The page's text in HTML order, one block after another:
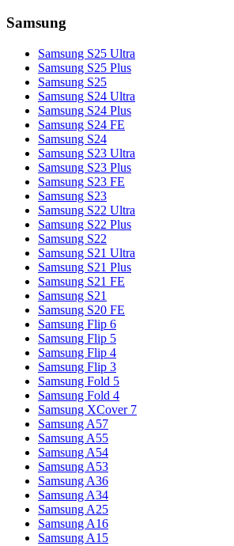
Samsung
Samsung S25 Ultra
Samsung S25 Plus
Samsung S25
Samsung S24 Ultra
Samsung S24 Plus
Samsung S24 FE
Samsung S24
Samsung S23 Ultra
Samsung S23 Plus
Samsung S23 FE
Samsung S23
Samsung S22 Ultra
Samsung S22 Plus
Samsung S22
Samsung S21 Ultra
Samsung S21 Plus
Samsung S21 FE
Samsung S21
Samsung S20 FE
Samsung Flip 6
Samsung Flip 5
Samsung Flip 4
Samsung Flip 3
Samsung Fold 5
Samsung Fold 4
Samsung XCover 7
Samsung A57
Samsung A55
Samsung A54
Samsung A53
Samsung A36
Samsung A34
Samsung A25
Samsung A16
Samsung A15